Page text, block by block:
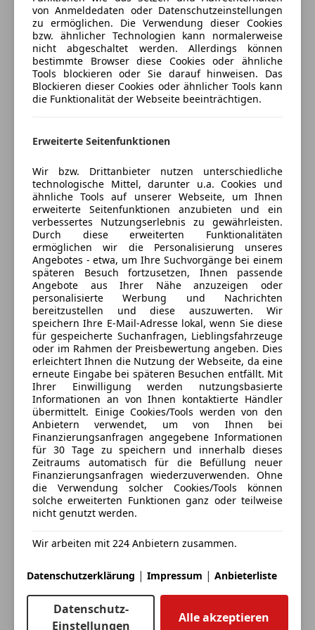
Sicherheit
ABS
Abstandswarner
Airbag hinten
Alarmanlage
ESP
Fahrerairbag
Fernlichtassistent
Isofix
Kopfairbag
Kurvenlicht
LED-Scheinwerfer
LED-Tagfahrlicht
Müdigkeitswarnsystem
Notbremsassistent
Notrufsystem
Reifendruckkontrollsystem
Seitenairbag
Servolenkung
Spurhalteassistent
Traktionskontrolle
Verkehrszeichenerkennung
Voll-LED Scheinwerfer
Zentralverriegelung mit Funkfernbedienung
Extras
Alufelgen (19")
Ambientebeleuchtung
Elektronische Parkbremse
Katalysator
Schaltwippen
Sommerreifen
-Elektrische Sitze - Sport
-Sportlenkrad - Nappa Leder
-Ambiente Beleuchtung Premium - 64 Farben
-Burmester Soundanlage Premium
-Volldigitales Kombiinstrument - Size L
-Dynamische Voll-LED Scheinwerfer - Multi BEAM
-360° Sourround View Kamera
-Div. Assistenten
aktiver Parkassistent, aktiver Spurhalteassisstent,
Totwinkelassistent, Notbremsassistent , aktiver
Fussgängerschutz, Verkehrszeichenerkennung
-elektronische Parkbremse
-Sitzheizung Fahrer + Beifahrer & Sitzheizung im Fond
-Apple Carplay / Android Auto / DAB Radio
-Smartphone induktiv Laden (kabellos)
-Umfeldbeleuchtung mit Logoprojektion
-Klimaautomatik Thermatic 3 Zonen
-Isofix 2x hinten
-Dynamic Select
-Abrisskante AMG-Line
- uvm. ...
Bei Interesse bitte einfach anrufen bzw. schreiben
Besichtigung und Probefahrt nach Vereinbarung
Alle Angaben ohne Gewähr! Tippfehler vorbehalten!
Ausstiegsleuchten mit LED-Projektor
Mercedesstern
Jetzt berechnen
Verkäufer Händler
Anbieter auf AutoScout24 seit 2023
Verkauf
Öffnet bald
Öffnet um 9:00
Caracalla-Straße 16a,
4470 Enns, AT
Kontakt
Pro Car
Alle Fahrzeuge des Anbieters
Anbieter kontaktieren
Deine Nachricht
Eintauschwagen: Kaufen und verkaufen in nur einem
Ich möchte mein Auto in Zahlung geben
von Anmeldedaten oder Datenschutzeinstellungen
zu ermöglichen. Die Verwendung dieser Cookies
bzw. ähnlicher Technologien kann normalerweise
nicht abgeschaltet werden. Allerdings können
bestimmte Browser diese Cookies oder ähnliche
Tools blockieren oder Sie darauf hinweisen. Das
Blockieren dieser Cookies oder ähnlicher Tools kann
die Funktionalität der Webseite beeinträchtigen.
Erweiterte Seitenfunktionen
Wir bzw. Drittanbieter nutzen unterschiedliche
technologische Mittel, darunter u.a. Cookies und
ähnliche Tools auf unserer Webseite, um Ihnen
erweiterte Seitenfunktionen anzubieten und ein
verbessertes Nutzungserlebnis zu gewährleisten.
Durch diese erweiterten Funktionalitäten
ermöglichen wir die Personalisierung unseres
Angebotes - etwa, um Ihre Suchvorgänge bei einem
späteren Besuch fortzusetzen, Ihnen passende
Angebote aus Ihrer Nähe anzuzeigen oder
personalisierte Werbung und Nachrichten
bereitzustellen und diese auszuwerten. Wir
speichern Ihre E-Mail-Adresse lokal, wenn Sie diese
für gespeicherte Suchanfragen, Lieblingsfahrzeuge
oder im Rahmen der Preisbewertung angeben. Dies
erleichtert Ihnen die Nutzung der Webseite, da eine
erneute Eingabe bei späteren Besuchen entfällt. Mit
Ihrer Einwilligung werden nutzungsbasierte
Informationen an von Ihnen kontaktierte Händler
übermittelt. Einige Cookies/Tools werden von den
Anbietern verwendet, um von Ihnen bei
Finanzierungsanfragen angegebene Informationen
für 30 Tage zu speichern und innerhalb dieses
Zeitraums automatisch für die Befüllung neuer
Finanzierungsanfragen wiederzuverwenden. Ohne
die Verwendung solcher Cookies/Tools können
solche erweiterten Funktionen ganz oder teilweise
nicht genutzt werden.
Wir arbeiten mit 224 Anbietern zusammen.
Datenschutzerklärung | Impressum | Anbieterliste
Datenschutz-
Einstellungen
Alle akzeptieren